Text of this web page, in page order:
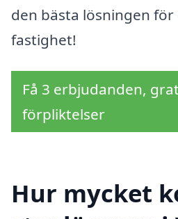
den bästa lösningen
fastighet!
Få 3 erbjudanden,
förpliktelser
Hur mycket